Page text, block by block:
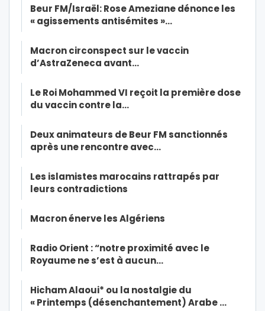
Beur FM/Israël: Rose Ameziane dénonce les
« agissements antisémites »…
Macron circonspect sur le vaccin
d’AstraZeneca avant…
Le Roi Mohammed VI reçoit la première dose
du vaccin contre la…
Deux animateurs de Beur FM sanctionnés
après une rencontre avec…
Les islamistes marocains rattrapés par
leurs contradictions
Macron énerve les Algériens
Radio Orient : “notre proximité avec le
Royaume ne s’est à aucun…
Hicham Alaoui* ou la nostalgie du
« Printemps (désenchantement) Arabe …